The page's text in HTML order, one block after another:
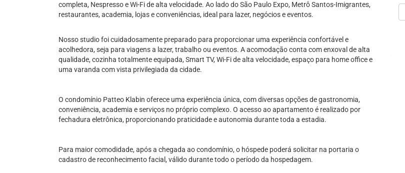
completa, Nespresso e Wi-Fi de alta velocidade. Ao lado do São Paulo Expo, Metrô Santos-Imigrantes,
restaurantes, academia, lojas e conveniências, ideal para lazer, negócios e eventos.
Nosso studio foi cuidadosamente preparado para proporcionar uma experiência confortável e
acolhedora, seja para viagens a lazer, trabalho ou eventos. A acomodação conta com enxoval de alta
qualidade, cozinha totalmente equipada, Smart TV, Wi-Fi de alta velocidade, espaço para home office e
uma varanda com vista privilegiada da cidade.
O condomínio Patteo Klabin oferece uma experiência única, com diversas opções de gastronomia,
conveniência, academia e serviços no próprio complexo. O acesso ao apartamento é realizado por
fechadura eletrônica, proporcionando praticidade e autonomia durante toda a estadia.
Para maior comodidade, após a chegada ao condomínio, o hóspede poderá solicitar na portaria o
cadastro de reconhecimento facial, válido durante todo o período da hospedagem.